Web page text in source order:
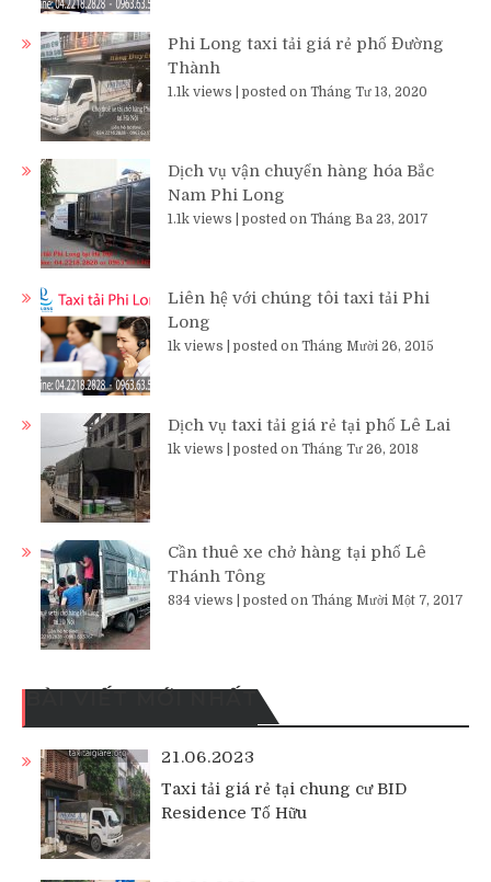
Phi Long taxi tải giá rẻ phố Đường
Thành
1.1k views posted on Tháng Tư 13, 2020
Dịch vụ vận chuyển hàng hóa Bắc
Nam Phi Long
1.1k views posted on Tháng Ba 23, 2017
Liên hệ với chúng tôi taxi tải Phi
Long
1k views posted on Tháng Mười 26, 2015
Dịch vụ taxi tải giá rẻ tại phố Lê Lai
1k views posted on Tháng Tư 26, 2018
Cần thuê xe chở hàng tại phố Lê
Thánh Tông
834 views posted on Tháng Mười Một 7, 2017
BÀI VIẾT MỚI NHẤT
21.06.2023
Taxi tải giá rẻ tại chung cư BID
Residence Tố Hữu